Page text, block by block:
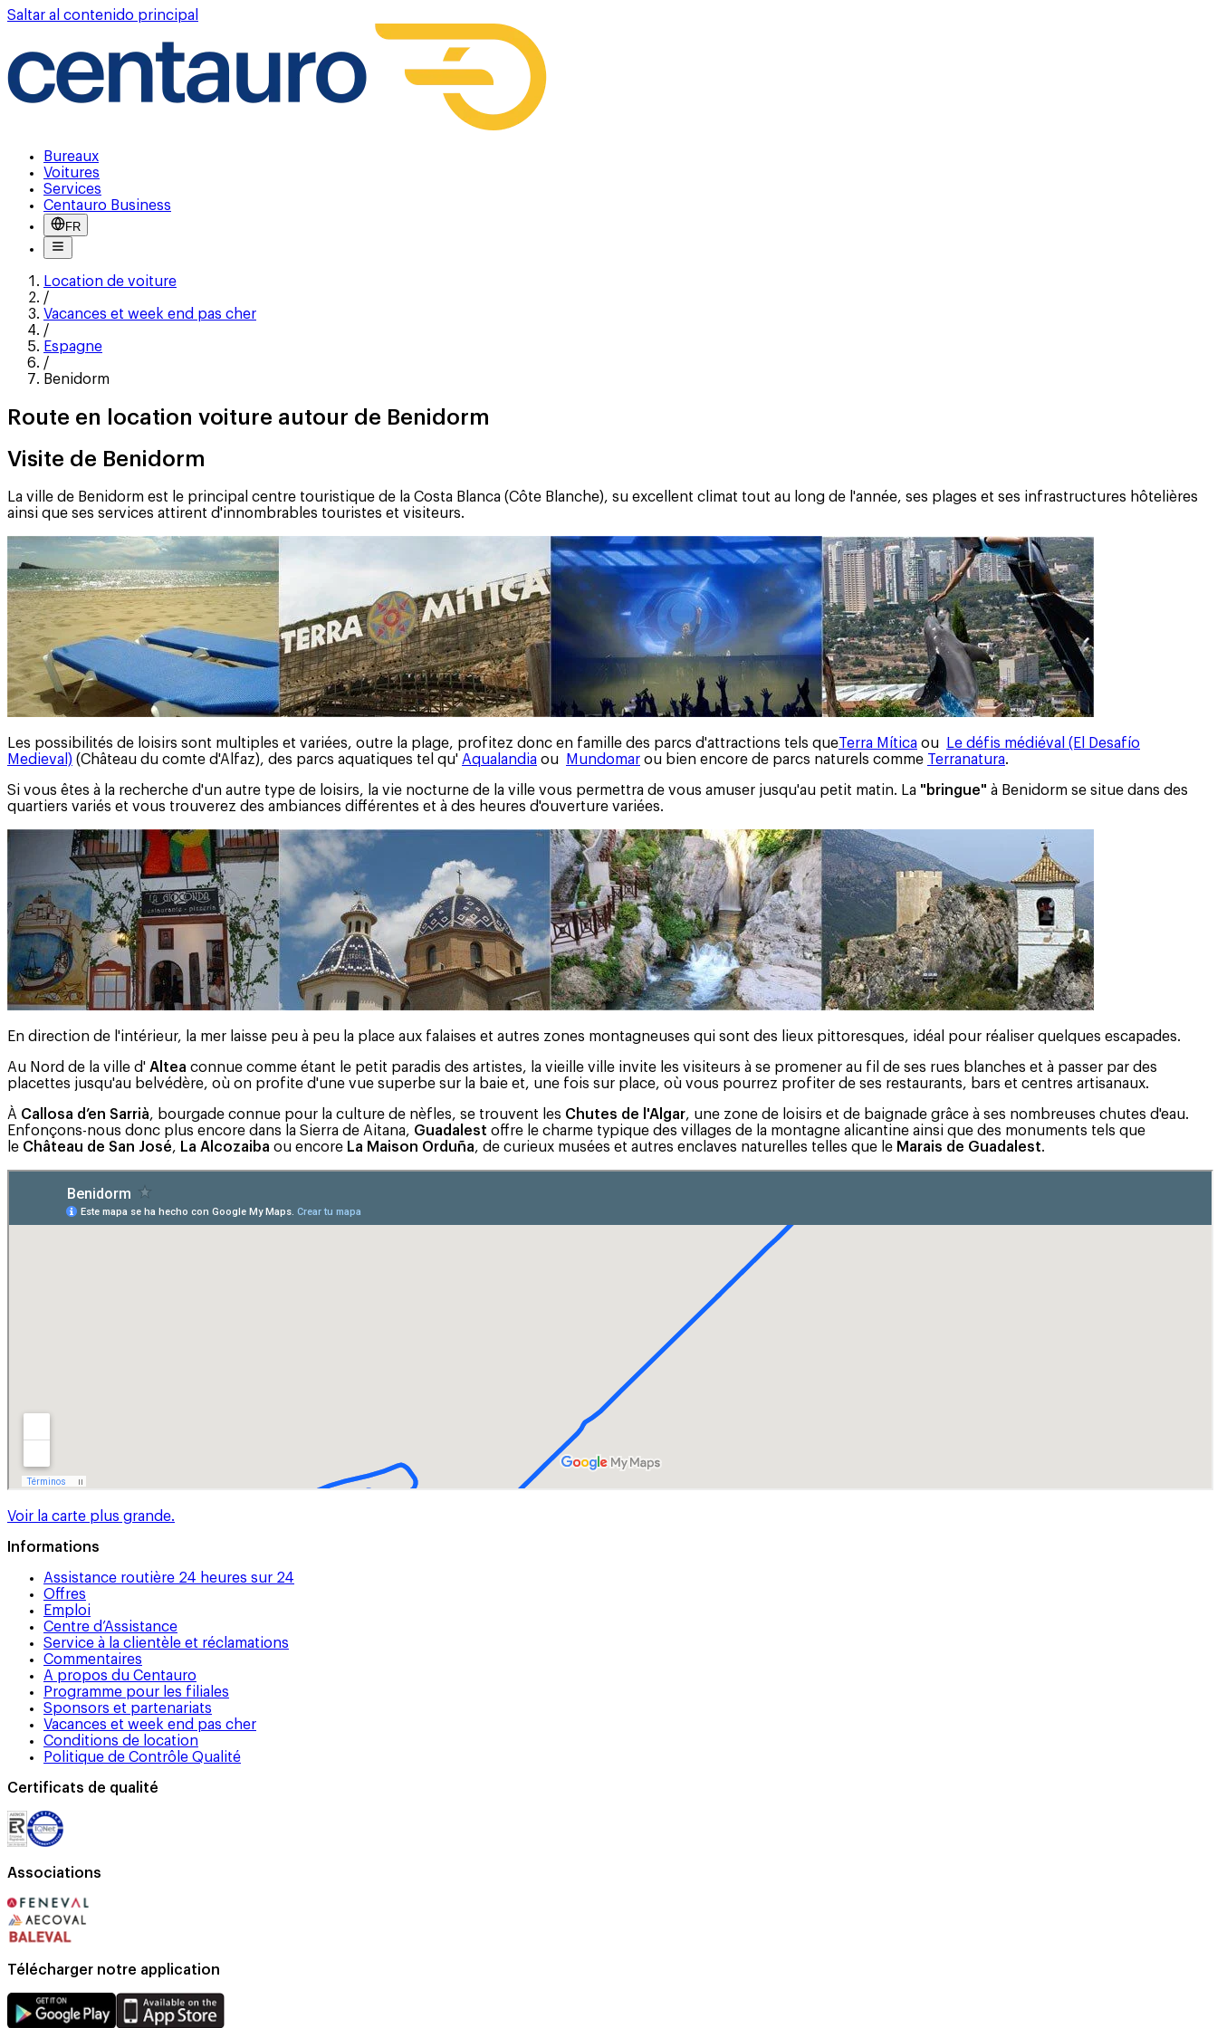
Saltar al contenido principal
Bureaux
Voitures
Services
Centauro Business
FR
Location de voiture
/
Vacances et week end pas cher
/
Espagne
/
Benidorm
Route en location voiture autour de Benidorm
Visite de Benidorm
La ville de Benidorm est le principal centre touristique de la Costa Blanca (Côte Blanche), su excellent climat tout au long de l'année, ses plages et ses infrastructures hôtelières
ainsi que ses services attirent d'innombrables touristes et visiteurs.
Les possibilités de loisirs sont multiples et variées, outre la plage, profitez donc en famille des parcs d'attractions tels queTerra Mítica ou
Le défis médiéval (El Desafío
Medieval) (Château du comte d'Alfaz), des parcs aquatiques tel qu' Aqualandia ou Mundomar ou bien encore de parcs naturels comme Terranatura.
Si vous êtes à la recherche d'un autre type de loisirs, la vie nocturne de la ville vous permettra de vous amuser jusqu'au petit matin. La "bringue" à Benidorm se situe dans des
quartiers variés et vous trouverez des ambiances différentes et à des heures d'ouverture variées.
En direction de l'intérieur, la mer laisse peu à peu la place aux falaises et autres zones montagneuses qui sont des lieux pittoresques, idéal pour réaliser quelques escapades.
Au Nord de la ville d' Altea connue comme étant le petit paradis des artistes, la vieille ville invite les visiteurs à se promener au fil de ses rues blanches et à passer par des
placettes jusqu'au belvédère, où on profite d'une vue superbe sur la baie et, une fois sur place, où vous pourrez profiter de ses restaurants, bars et centres artisanaux.
À Callosa d’en Sarrià, bourgade connue pour la culture de nèfles, se trouvent les Chutes de l'Algar, une zone de loisirs et de baignade grâce à ses nombreuses chutes d'eau.
Enfonçons-nous donc plus encore dans la Sierra de Aitana, Guadalest offre le charme typique des villages de la montagne alicantine ainsi que des monuments tels que
le Château de San José, La Alcozaiba ou encore La Maison Orduña, de curieux musées et autres enclaves naturelles telles que le Marais de Guadalest.
Voir la carte plus grande.
Informations
Assistance routière 24 heures sur 24
Offres
Emploi
Centre d’Assistance
Service à la clientèle et réclamations
Commentaires
A propos du Centauro
Programme pour les filiales
Sponsors et partenariats
Vacances et week end pas cher
Conditions de location
Politique de Contrôle Qualité
Certificats de qualité
Associations
Télécharger notre application